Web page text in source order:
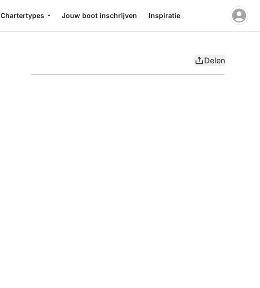
Chartertypes Jouw boot inschrijven Inspiratie
Delen